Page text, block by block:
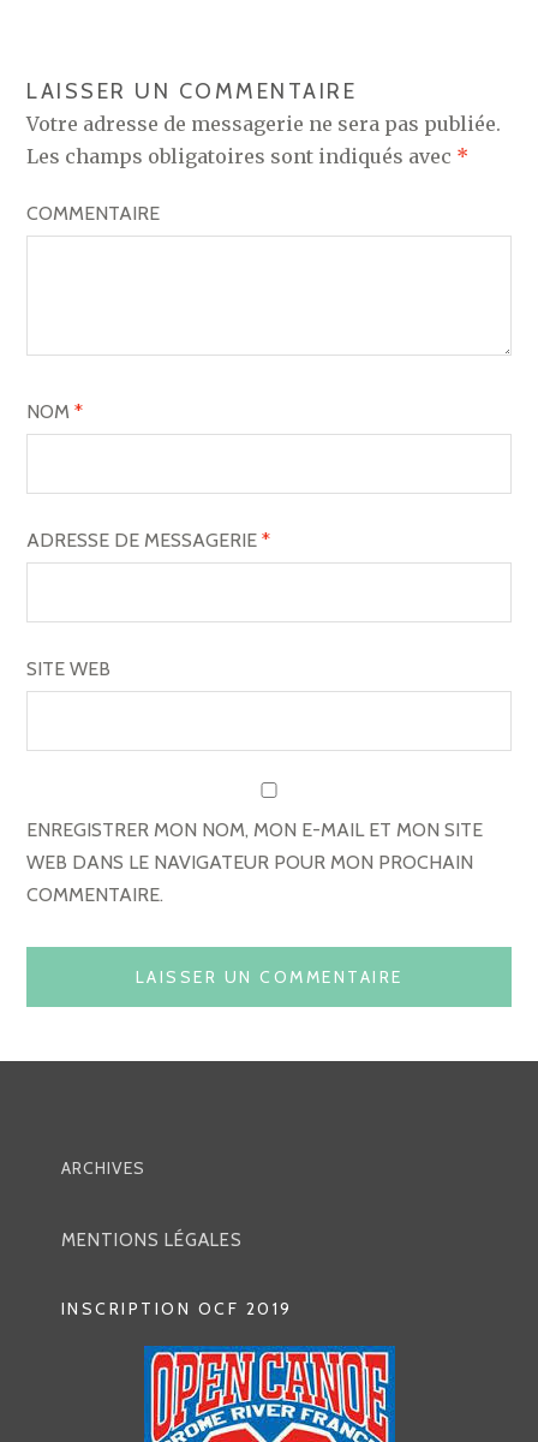
A
R
T
I
LAISSER UN COMMENTAIRE
Votre adresse de messagerie ne sera pas publiée.
Les champs obligatoires sont indiqués avec *
COMMENTAIRE
NOM*
ADRESSE DE MESSAGERIE*
SITE WEB
ENREGISTRER MON NOM, MON E-MAIL ET MON SITE
WEB DANS LE NAVIGATEUR POUR MON PROCHAIN
COMMENTAIRE.
ARCHIVES
MENTIONS LÉGALES
INSCRIPTION OCF 2019